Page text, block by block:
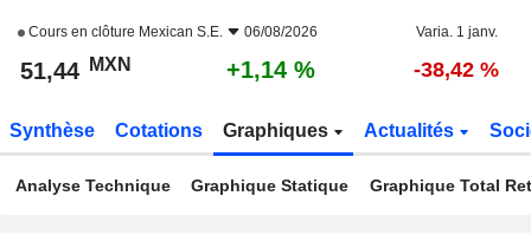
Cours en clôture Mexican S.E. 06/08/2026 Varia. 1 janv.
51,44 MXN +1,14 % -38,42 %
Synthèse Cotations Graphiques Actualités
Analyse Technique Graphique Statique Graphique Total